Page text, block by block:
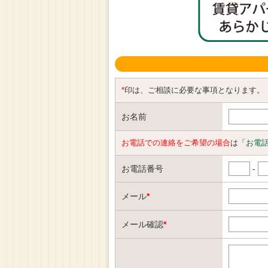
*印は、ご相談に必要な事項となります。
お名前
お電話での連絡をご希望の場合は「 お電
お電話番号 -
メール*
メール確認*